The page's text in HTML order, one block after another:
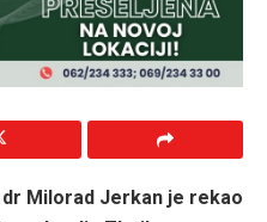
Milorad Jerkan je rekao